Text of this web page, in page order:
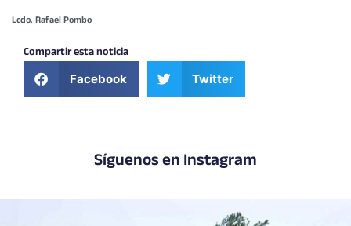
Lcdo. Rafael Pombo
Compartir esta noticia
Facebook Twitter
Síguenos en Instagram